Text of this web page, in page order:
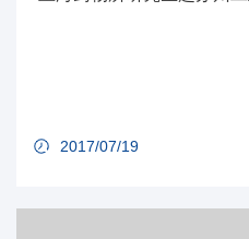
2017/07/19